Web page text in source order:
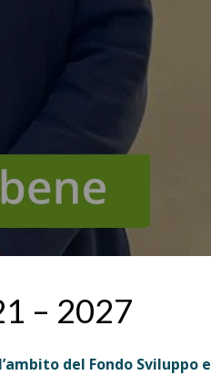
– 2027
del Fondo Sviluppo e